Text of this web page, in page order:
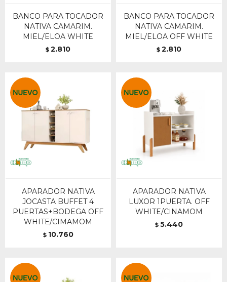
BANCO PARA TOCADOR
NATIVA CAMARIM.
MIEL/ELOA WHITE
$ 2.810
BANCO PARA TOCADOR
NATIVA CAMARIM.
MIEL/ELOA OFF WHITE
$ 2.810
APARADOR NATIVA
JOCASTA BUFFET 4
PUERTAS+BODEGA OFF
WHITE/CIMAMOM
$ 10.760
APARADOR NATIVA
LUXOR 1PUERTA. OFF
WHITE/CINAMOM
$ 5.440